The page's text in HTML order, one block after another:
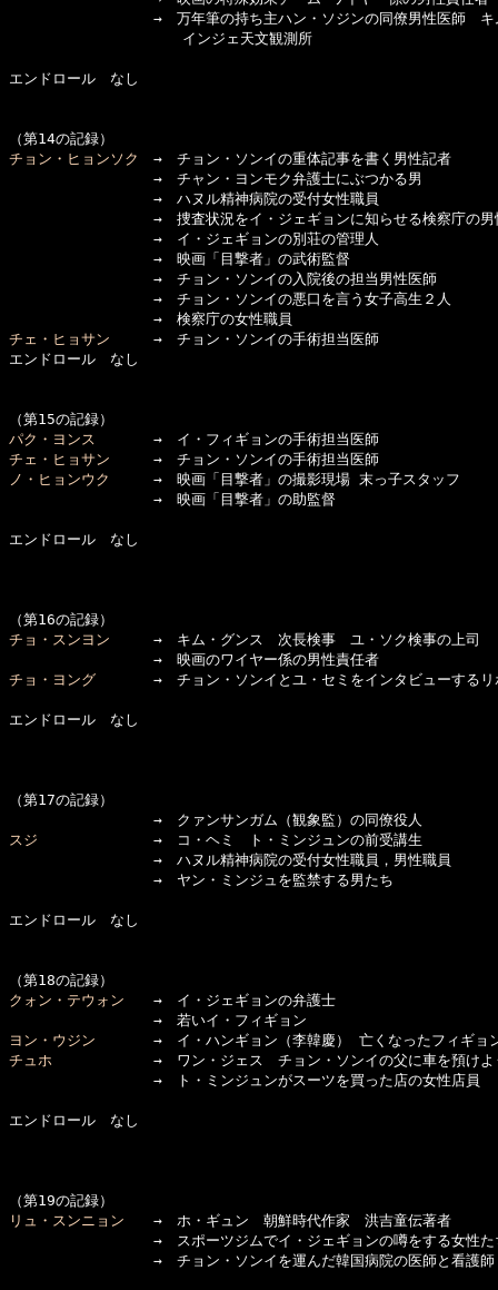
→　万年筆の持ち主ハン・ソジンの同僚男性医師　キム
インジェ天文観測所
エンドロール　なし
チョン・ヒョンソク
→　チョン・ソンイの重体記事を書く男性記者
→　チャン・ヨンモク弁護士にぶつかる男
→　ハヌル精神病院の受付女性職員
→　捜査状況をイ・ジェギョンに知らせる検察庁の男
→　イ・ジェギョンの別荘の管理人
→　映画「目撃者」の武術監督
→　チョン・ソンイの入院後の担当男性医師
→　チョン・ソンイの悪口を言う女子高生２人
チェ・ヒョサン →　チョン・ソンイの手術担当医師
エンドロール　なし
パク・ヨンス
チェ・ヒョサン
ノ・ヒョンウク
→　映画「目撃者」の撮影現場 末っ子スタッフ
→　映画「目撃者」の助監督
エンドロール　なし
チョ・スンヨン →　キム・グンス　次長検事　ユ・ソク検事の上司
チョ・ヨング →　チョン・ソンイとユ・セミをインタビューするリ
エンドロール　なし
（第17の記録）
スジ →　コ・ヘミ　ト・ミンジュンの前受講生
→　ハヌル精神病院の受付女性職員，男性職員
→　ヤン・ミンジュを監禁する男たち
エンドロール　なし
クォン・テウォン →　イ・ジェギョンの弁護士
ヨン・ウジン
チュホ →　ワン・ジェス　チョン・ソンイの父に車を預けよ
→　ト・ミンジュンがスーツを買った店の女性店員
エンドロール　なし
リュ・スンニョン →　ホ・ギュン　朝鮮時代作家　洪吉童伝著者
→　スポーツジムでイ・ジェギョンの噂をする女性た
→　チョン・ソンイを運んだ韓国病院の医師と看護